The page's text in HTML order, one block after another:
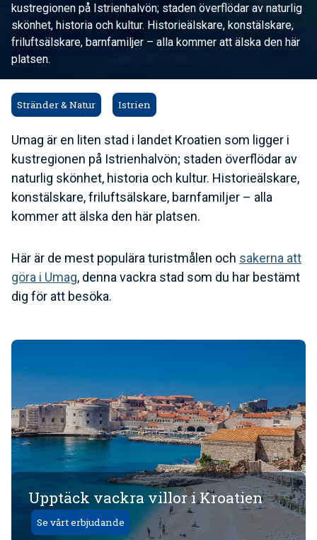
kustregionen på Istrienhalvön; staden överflödar av naturlig
skönhet, historia och kultur. Historieälskare, konstälskare,
friluftsälskare, barnfamiljer – alla kommer att älska den här
platsen.
Stränder & Natur Istrien
Umag är en liten stad i landet Kroatien som ligger i
kustregionen på Istrienhalvön; staden överflödar av
naturlig skönhet, historia och kultur. Historieälskare,
konstälskare, friluftsälskare, barnfamiljer – alla
kommer att älska den här platsen.
Här är de mest populära turistmålen och sakerna att
göra i Umag, denna vackra stad som du har bestämt
dig för att besöka.
Upptäck vackra villor i Kroatien
Se vårt erbjudande